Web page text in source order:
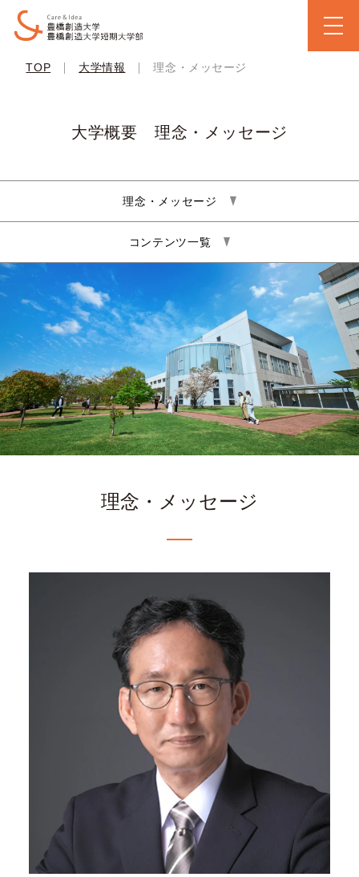
TOP | 大学情報 | 理念・メッセージ
大学概要 理念・メッセージ
理念・メッセージ
コンテンツ一覧
理念・メッセージ